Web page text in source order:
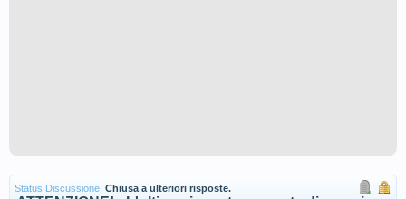
Status Discussione: Chiusa a ulteriori risposte.